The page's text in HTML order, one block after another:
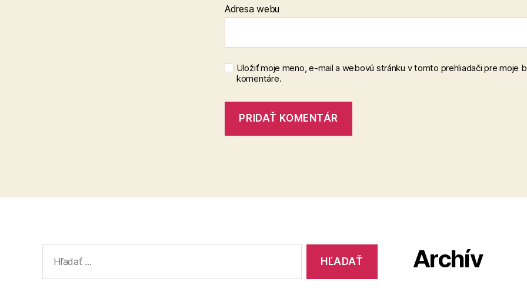
Adresa webu
Uložiť moje meno, e-mail a webovú stránku v tomto prehliadači pre moje
komentáre.
Archív